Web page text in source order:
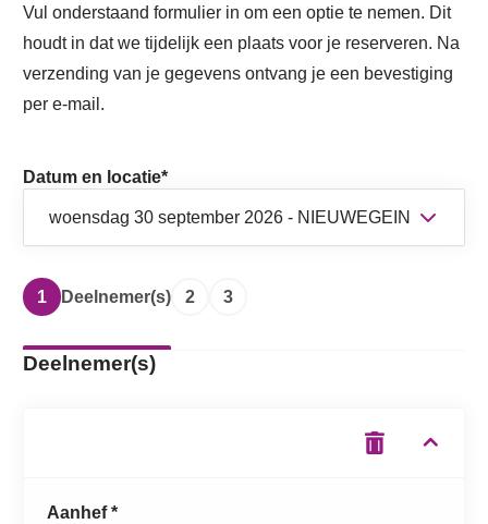
Vul onderstaand formulier in om een optie te nemen. Dit
houdt in dat we tijdelijk een plaats voor je reserveren. Na
verzending van je gegevens ontvang je een bevestiging
per e-mail.
Datum en locatie*
1 Deelnemer(s) 2 3
Deelnemer(s)
Aanhef *